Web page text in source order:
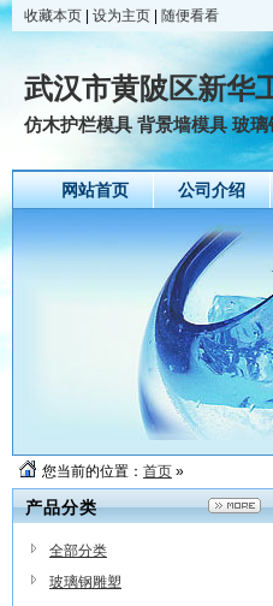
收藏本页 设为主页 随便看看
武汉市黄陂区新华
仿木护栏模具 背景墙模具 玻
网站首页 公司介绍
您当前的位置： 首页 »
产品分类
全部分类
玻璃钢雕塑